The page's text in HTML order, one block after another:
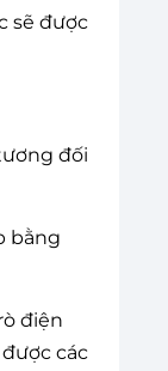
sẽ được
đối
bằng
điện
các